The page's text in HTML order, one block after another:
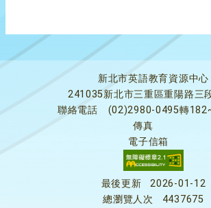
新北市英語教育資源中心
241035新北市三重區重陽路三
聯絡電話
(02)2980-0495轉
傳真
電子信箱
最後更新
2026-01-12
總瀏覽人次
4437675